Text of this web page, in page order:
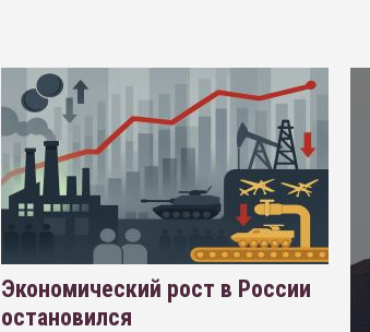
Экономический рост в России
остановился